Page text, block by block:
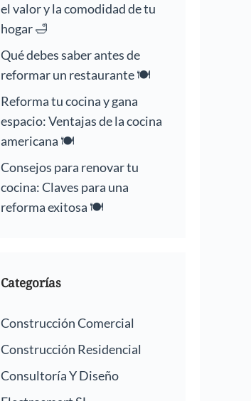
el valor y la comodidad de tu
hogar 🛁
Qué debes saber antes de
reformar un restaurante 🍽️
Reforma tu cocina y gana
espacio: Ventajas de la cocina
americana 🍽️
Consejos para renovar tu
cocina: Claves para una
reforma exitosa 🍽️
Categorías
Construcción Comercial
Construcción Residencial
Consultoría Y Diseño